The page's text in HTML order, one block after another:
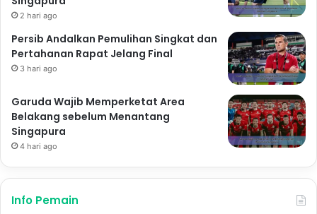
2 hari ago
Persib Andalkan Pemulihan Singkat dan
Pertahanan Rapat Jelang Final
3 hari ago
Garuda Wajib Memperketat Area
Belakang sebelum Menantang
Singapura
4 hari ago
Info Pemain